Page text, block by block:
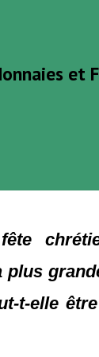
et
t-elle